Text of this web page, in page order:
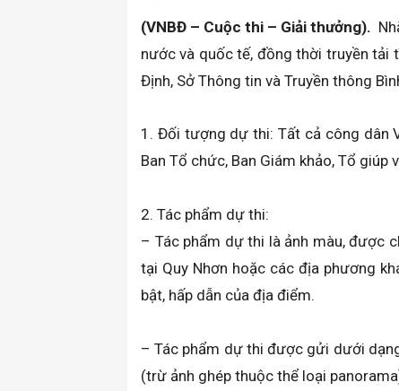
(VNBĐ – Cuộc thi – Giải thưởng).
nước và quốc tế, đồng thời truyền tải
Định, Sở Thông tin và Truyền thông
1. Đối tượng dự thi: Tất cả công dân
Ban Tổ chức, Ban Giám khảo, Tổ
2. Tác phẩm dự thi:
– Tác phẩm dự thi là ảnh màu, được
tại Quy Nhơn hoặc các địa phương
bật, hấp dẫn của địa điểm.
– Tác phẩm dự thi được gửi dưới
(trừ ảnh ghép thuộc thể loại